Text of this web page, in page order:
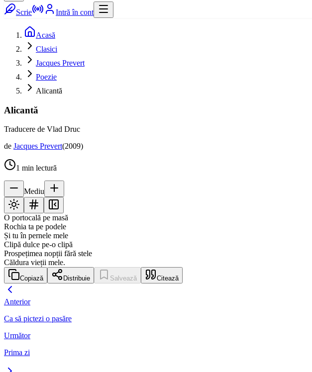
Scrie Intră în cont
Acasă
Clasici
Jacques Prevert
Poezie
Alicantă
Alicantă
Traducere de Vlad Druc
de Jacques Prevert(2009)
1 min lectură
Mediu
O portocală pe masă
Rochia ta pe podele
Și tu în pernele mele
Clipă dulce pe-o clipă
Prospețimea nopții fără stele
Căldura vieții mele.
Copiază Distribuie Salvează Citează
Anterior
Ca să pictezi o pasăre
Următor
Prima zi